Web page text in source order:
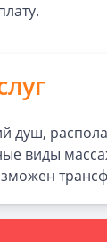
душ,
виды